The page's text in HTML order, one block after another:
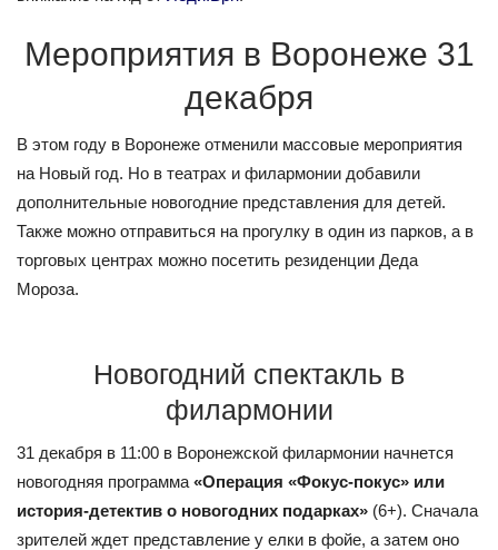
Мероприятия в Воронеже 31
декабря
В этом году в Воронеже отменили массовые мероприятия
на Новый год. Но в театрах и филармонии добавили
дополнительные новогодние представления для детей.
Также можно отправиться на прогулку в один из парков, а в
торговых центрах можно посетить резиденции Деда
Мороза.
Новогодний спектакль в
филармонии
31 декабря в 11:00 в Воронежской филармонии начнется
новогодняя программа «Операция «Фокус-покус» или
история-детектив о новогодних подарках» (6+). Сначала
зрителей ждет представление у елки в фойе, а затем оно